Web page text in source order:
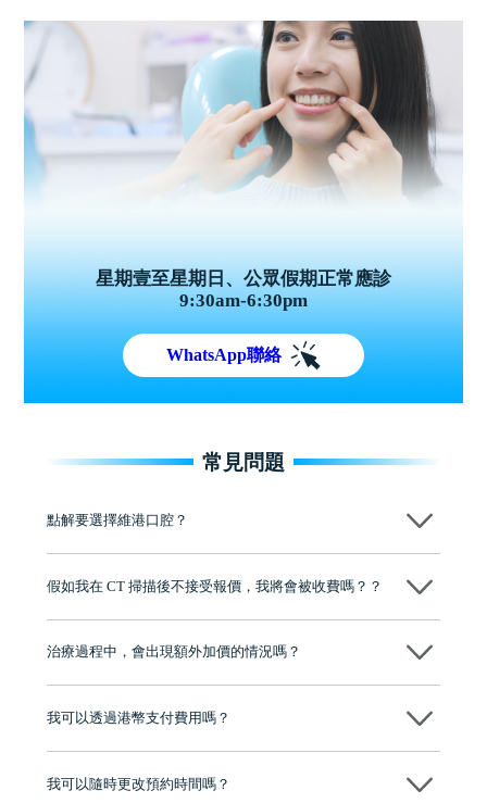
星期壹至星期日、公眾假期正常應診
9:30am-6:30pm
WhatsApp聯絡
常見問題
點解要選擇維港口腔？
牌」、「2025香港企業領袖品牌」，是諾貝爾種植系統全球放心植牙中
至今已服務超過三十個國家和地區的顧客，受到粵港澳大灣區及周邊城
市市民極高的口碑評價及信任推薦 珠海、深圳設有八大分院，香港亦設
有咨詢及服務保障中心，有任何問題都可以隨時預約免費咨詢，讓人十
假如我在 CT 掃描後不接受報價，我將會被收費嗎？？
治療過程中，會出現額外加價的情況嗎？
不會，治療前我們會詳細說明治療方案及對應的價錢，顧客同意並簽字
我可以透過港幣支付費用嗎？
我可以隨時更改預約時間嗎？